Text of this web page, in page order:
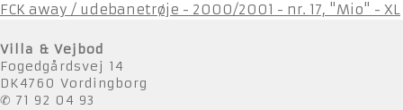
FCK away / udebanetrøje - 2000/2001 - nr. 17, "Mio" - XL
Villa & Vejbod
Fogedgårdsvej 14
DK4760 Vordingborg
✆ 71 92 04 93